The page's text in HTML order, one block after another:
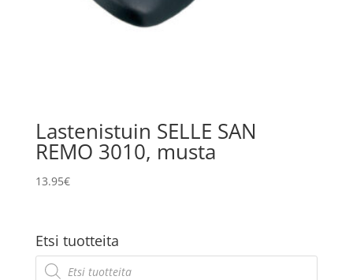
Lastenistuin SELLE SAN
REMO 3010, musta
13.95€
Etsi tuotteita
Products
search